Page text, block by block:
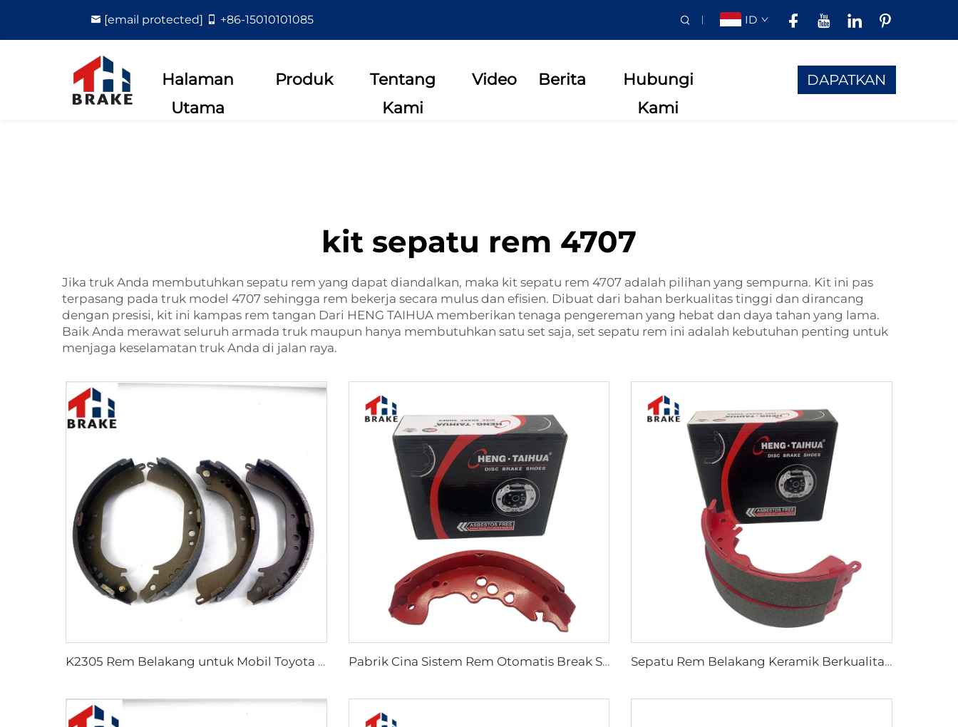
[email protected] +86-15010101085 ID
Halaman
Utama
Produk
Tentang
Kami
Video Berita
Hubungi
Kami
DAPATKAN
kit sepatu rem 4707
Jika truk Anda membutuhkan sepatu rem yang dapat diandalkan, maka kit sepatu rem 4707 adalah pilihan yang sempurna. Kit ini pas
terpasang pada truk model 4707 sehingga rem bekerja secara mulus dan efisien. Dibuat dari bahan berkualitas tinggi dan dirancang
dengan presisi, kit ini kampas rem tangan Dari HENG TAIHUA memberikan tenaga pengereman yang hebat dan daya tahan yang lama.
Baik Anda merawat seluruh armada truk maupun hanya membutuhkan satu set saja, set sepatu rem ini adalah kebutuhan penting untuk
menjaga keselamatan truk Anda di jalan raya.
K2305 Rem Belakang untuk Mobil Toyota 04495-35151 Pabrik Cina Sistem Rem Otomatis Break Shoe Rem Mobil Sepatu Rem Belakang Keramik Berkualitas Terbaik untuk Pickup HILUX VI